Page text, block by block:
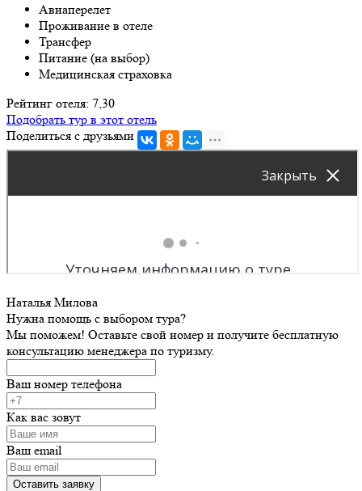
Авиаперелет
Проживание в отеле
Трансфер
Питание (на выбор)
Медицинская страховка
Рейтинг отеля: 7,30
Подобрать тур в этот отель
Поделиться с друзьями
Наталья Милова
Нужна помощь с выбором тура?
Мы поможем! Оставьте свой номер и получите бесплатную
консультацию менеджера по туризму.
Ваш номер телефона
Как вас зовут
Ваш email